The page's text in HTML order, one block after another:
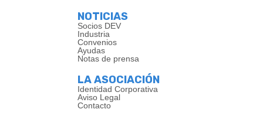
NOTICIAS
Socios DEV
Industria
Convenios
Ayudas
Notas de prensa
LA ASOCIACIÓN
Identidad Corporativa
Aviso Legal
Contacto